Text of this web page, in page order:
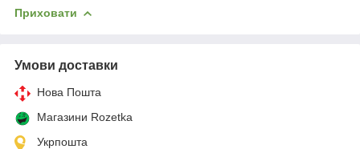
Приховати
Умови доставки
Нова Пошта
Магазини Rozetka
Укрпошта